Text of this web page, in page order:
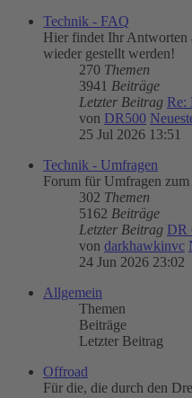
Technik - FAQ
Hier findet Ihr Antworten
wieder gestellt werden!
270 Themen
3941 Beiträge
Letzter Beitrag Re:
von DR500
25 Jul 2026 13:51
Technik - Umfragen
Forum für Umfragen
302 Themen
5162 Beiträge
Letzter Beitrag DR
von darkhawkinvc
24 Jun 2026 23:02
Allgemein
Themen
Beiträge
Letzter Beitrag
Offroad
Für die, die durch den